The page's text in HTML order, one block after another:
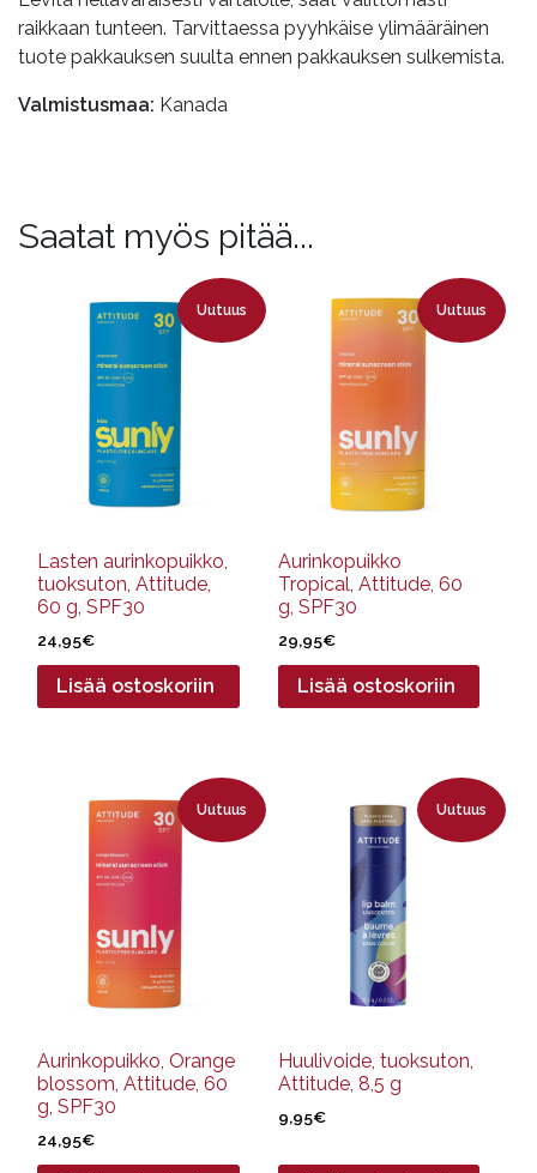
raikkaan tunteen. Tarvittaessa pyyhkäise ylimääräinen
tuote pakkauksen suulta ennen pakkauksen sulkemista.
Valmistusmaa: Kanada
Saatat myös pitää...
Uutuus
Lasten aurinkopuikko,
tuoksuton, Attitude,
60 g, SPF30
24,95€
Lisää ostoskoriin
Uutuus
Aurinkopuikko
Tropical, Attitude, 60
g, SPF30
29,95€
Lisää ostoskoriin
Uutuus
Aurinkopuikko, Orange
blossom, Attitude, 60
g, SPF30
24,95€
Uutuus
Huulivoide, tuoksuton,
Attitude, 8,5 g
9,95€